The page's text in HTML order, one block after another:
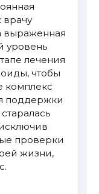
врачу
выраженная
уровень
лечения
чтобы
комплекс
поддержки
проверки
жизни,